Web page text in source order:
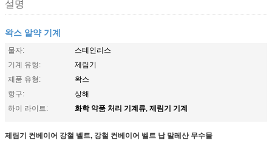
설명
왁스 알약 기계
물자:
스테인리스
기계 유형:
제림기
제품 유형:
왁스
항구:
상해
하이 라이트:
화학 약품 처리 기계류, 제림기 기계
제림기 컨베이어 강철 벨트, 강철 컨베이어 벨트 납 말레산 무수물